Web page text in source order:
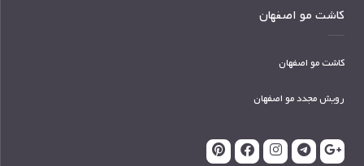
کاشت مو اصفهان
کاشت مو اصفهان
رویش مجدد مو اصفهان